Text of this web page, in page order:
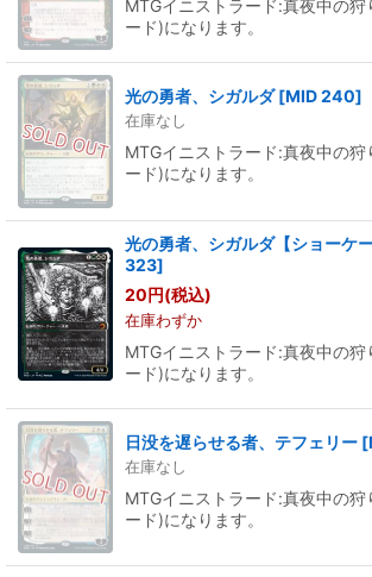
MTGイニストラード:真夜中の狩
ード)になります。
光の勇者、シガルダ [MID 240]
在庫なし
MTGイニストラード:真夜中の狩
ード)になります。
光の勇者、シガルダ【ショーケー
323]
20円(税込)
在庫わずか
MTGイニストラード:真夜中の狩
ード)になります。
日没を遅らせる者、テフェリー [
在庫なし
MTGイニストラード:真夜中の狩
ード)になります。